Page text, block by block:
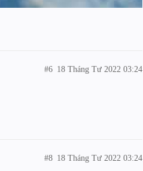
18 Tháng Tư 2022 03:24
#6
18 Tháng Tư 2022 03:24
#8